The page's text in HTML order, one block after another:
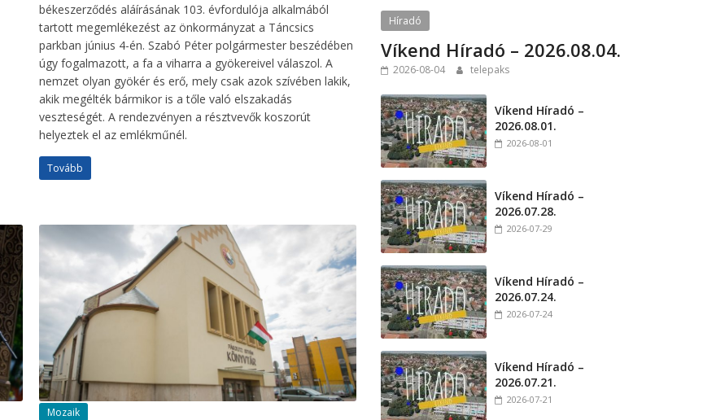
békeszerződés aláírásának 103. évfordulója alkalmából
tartott megemlékezést az önkormányzat a Táncsics
parkban június 4-én. Szabó Péter polgármester beszédében
úgy fogalmazott, a fa a viharra a gyökereivel válaszol. A
nemzet olyan gyökér és erő, mely csak azok szívében lakik,
akik megélték bármikor is a tőle való elszakadás
veszteségét. A rendezvényen a résztvevők koszorút
helyeztek el az emlékműnél.
Tovább
Mozaik
Híradó
Víkend Híradó – 2026.08.04.
2026-08-04 telepaks
Víkend Híradó –
2026.08.01.
2026-08-01
Víkend Híradó –
2026.07.28.
2026-07-29
Víkend Híradó –
2026.07.24.
2026-07-24
Víkend Híradó –
2026.07.21.
2026-07-21